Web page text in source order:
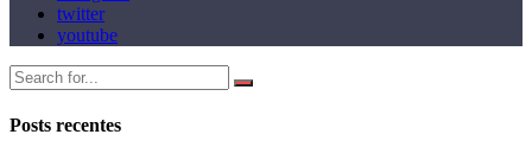
twitter
youtube
Posts recentes